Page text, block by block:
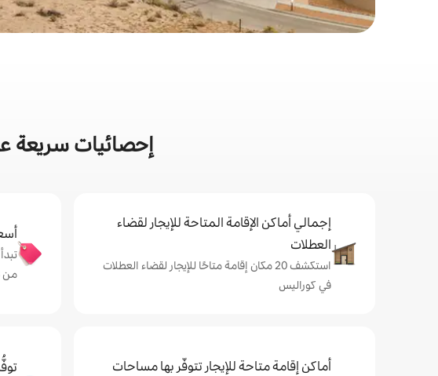
إحصائيات سريعة
إجمالي أماكن الإقامة المتاحة للإيجار لقضاء
العطلات
استكشف 20 مكان إقامة متاحًا للإيجار لقضاء العطلات
في كوراليس
من $‏70 لليلة الواحدة قبل احتساب
أماكن إقامة متاحة للإيجار تتوفّر بها مساحات